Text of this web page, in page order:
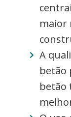
maior
A
betão
betão